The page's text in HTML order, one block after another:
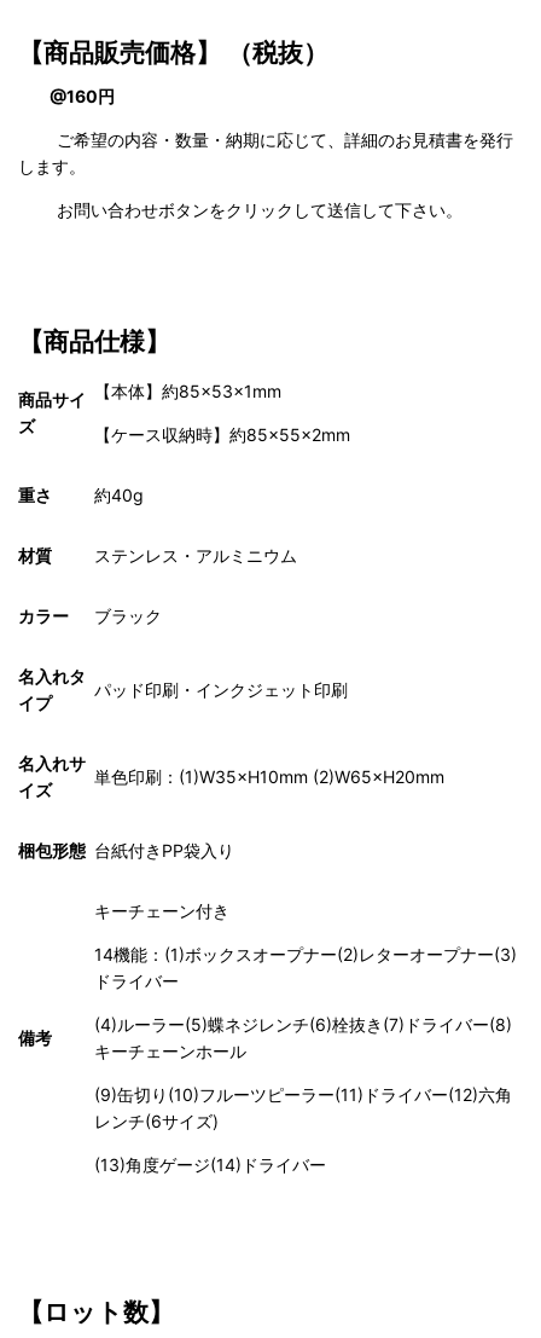
【商品販売価格】 （税抜）
@160円
ご希望の内容・数量・納期に応じて、詳細のお見積書を発行
します。
お問い合わせボタンをクリックして送信して下さい。
【商品仕様】
商品サイ
ズ
【本体】約85×53×1mm
【ケース収納時】約85×55×2mm
重さ 約40g
材質 ステンレス・アルミニウム
カラー ブラック
名入れタ
イプ
パッド印刷・インクジェット印刷
名入れサ
イズ
単色印刷：(1)W35×H10mm (2)W65×H20mm
梱包形態 台紙付きPP袋入り
備考
キーチェーン付き
14機能：(1)ボックスオープナー(2)レターオープナー(3)
ドライバー
(4)ルーラー(5)蝶ネジレンチ(6)栓抜き(7)ドライバー(8)
キーチェーンホール
(9)缶切り(10)フルーツピーラー(11)ドライバー(12)六角
レンチ(6サイズ)
(13)角度ゲージ(14)ドライバー
【ロット数】